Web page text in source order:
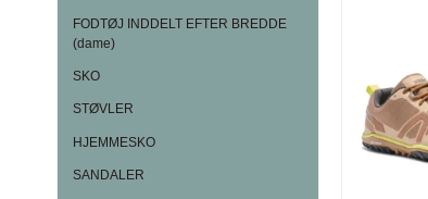
FODTØJ INDDELT EFTER BREDDE
(dame)
SKO
STØVLER
HJEMMESKO
SANDALER